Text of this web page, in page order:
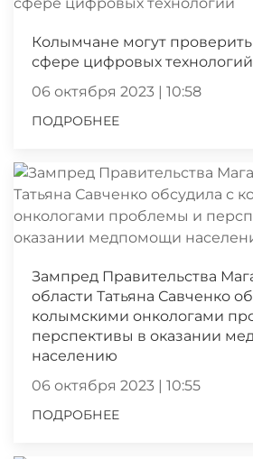
Колымчане могут
сфере цифровых технологий
06 октября 2023 | 10:58
ПОДРОБНЕЕ
Зампред Правительства
области Татьяна Савченко
колымскими онкологами
перспективы в оказании
населению
06 октября 2023 | 10:55
ПОДРОБНЕЕ